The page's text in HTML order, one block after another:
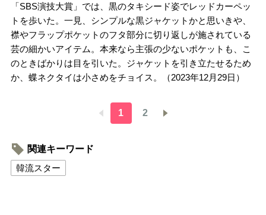
「SBS演技大賞」では、黒のタキシード姿でレッドカーペッ
トを歩いた。一見、シンプルな黒ジャケットかと思いきや、
襟やフラップポケットのフタ部分に切り返しが施されている
芸の細かいアイテム。本来なら主張の少ないポケットも、こ
のときばかりは目を引いた。ジャケットを引き立たせるため
か、蝶ネクタイは小さめをチョイス。（2023年12月29日）
1 2
関連キーワード
韓流スター